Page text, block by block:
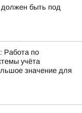
быть под
Работа по
учёта
значение для